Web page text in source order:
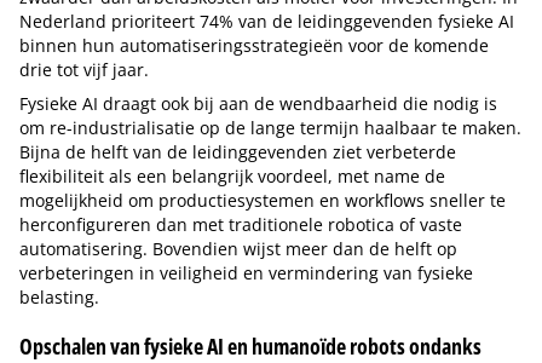
Nederland prioriteert 74% van de leidinggevenden fysieke AI
binnen hun automatiseringsstrategieën voor de komende
drie tot vijf jaar.
Fysieke AI draagt ook bij aan de wendbaarheid die nodig is
om re-industrialisatie op de lange termijn haalbaar te maken.
Bijna de helft van de leidinggevenden ziet verbeterde
flexibiliteit als een belangrijk voordeel, met name de
mogelijkheid om productiesystemen en workflows sneller te
herconfigureren dan met traditionele robotica of vaste
automatisering. Bovendien wijst meer dan de helft op
verbeteringen in veiligheid en vermindering van fysieke
belasting.
Opschalen van fysieke AI en humanoïde robots ondanks